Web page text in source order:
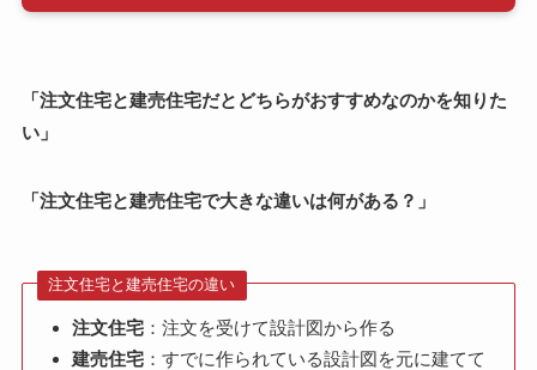
「注文住宅と建売住宅だとどちらがおすすめなのかを知りた
い」
「注文住宅と建売住宅で大きな違いは何がある？」
注文住宅と建売住宅の違い
注文住宅 ：注文を受けて設計図から作る
建売住宅 ：すでに作られている設計図を元に建てて